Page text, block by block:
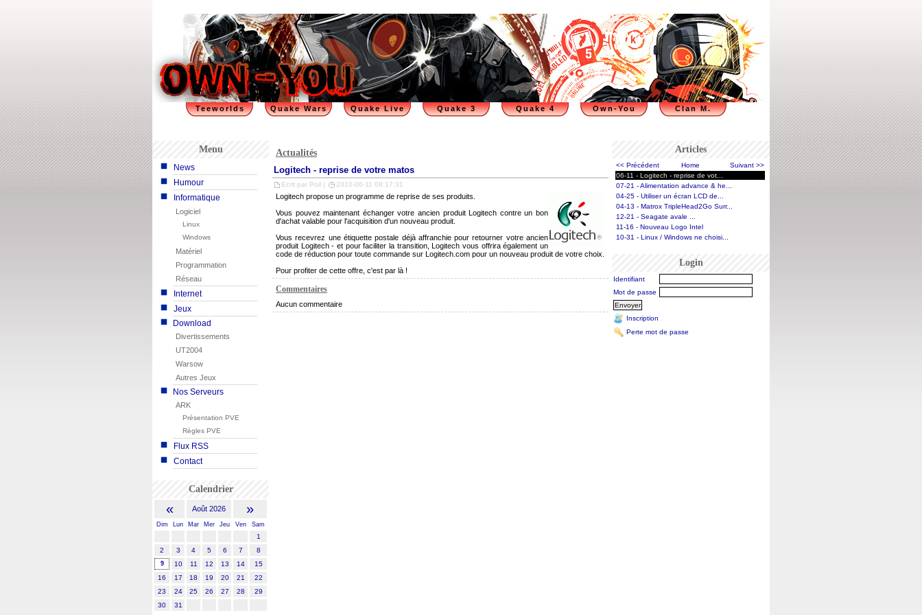
Clan M.
Own-You
Quake 4
Quake 3
Quake Live
Quake Wars
Teeworlds
Menu
News
Humour
Informatique
Logiciel
Linux
Windows
Matériel
Programmation
Réseau
Internet
Jeux
Download
Divertissements
UT2004
Warsow
Autres Jeux
Nos Serveurs
ARK
Présentation PVE
Règles PVE
Flux RSS
Contact
Calendrier
« Août 2026 »
Dim Lun Mar Mer Jeu Ven Sam
1
2
3 4 5 6 7 8
9 10 11 12 13 14
15
16
17 18 19 20 21
22
23
24 25 26 27 28
29
30
31
Articles
<< Précédent Home
Suivant >>
06-11 - Logitech - reprise de vot...
07-21 - Alimentation advance & he...
04-25 - Utiliser un écran LCD de...
04-13 - Matrox TripleHead2Go Surr...
12-21 - Seagate avale ...
11-16 - Nouveau Logo Intel
10-31 - Linux / Windows ne choisi...
Login
Identifiant
Mot de passe
Inscription
Perte mot de passe
Actualités
Logitech - reprise de votre matos
Ecrit par Poil | 2010-06-11 08:17:31
Logitech propose un programme de reprise de ses produits.
Vous pouvez maintenant échanger votre ancien produit Logitech contre un bon
d'achat valable pour l'acquisition d'un nouveau produit.
Vous recevrez une étiquette postale déjà affranchie pour retourner votre ancien
produit Logitech - et pour faciliter la transition, Logitech vous offrira également un
code de réduction pour toute commande sur Logitech.com pour un nouveau produit de votre choix.
Pour profiter de cette offre, c'est par là !
Commentaires
Aucun commentaire